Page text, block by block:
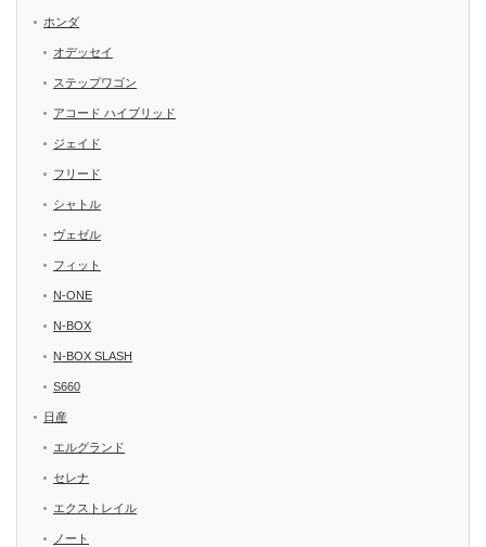
ホンダ
オデッセイ
ステップワゴン
アコード ハイブリッド
ジェイド
フリード
シャトル
ヴェゼル
フィット
N-ONE
N-BOX
N-BOX SLASH
S660
日産
エルグランド
セレナ
エクストレイル
ノート